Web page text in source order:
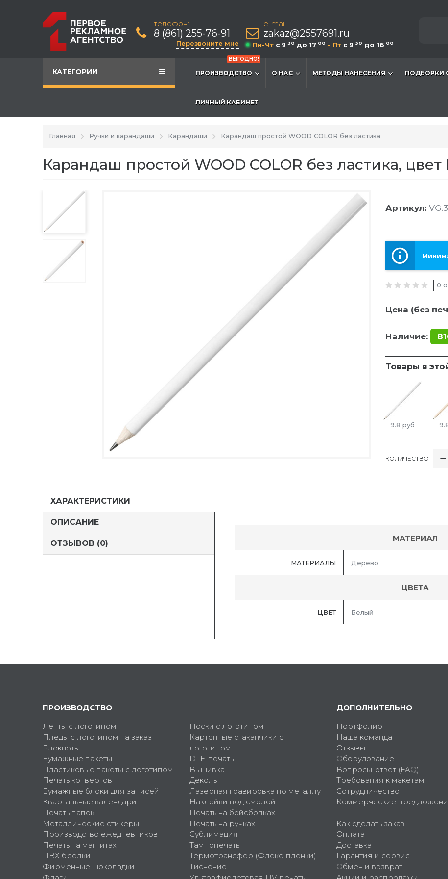
телефон:
8 (861) 255-76-91
Перезвоните мне
e-mail
zakaz@2557691.ru
Пн-Чт c 9 30 до 17 00 - Пт c 9 30 до 16 00
КАТЕГОРИИ
ВЫГОДНО!
ПРОИЗВОДСТВО О НАС МЕТОДЫ НАНЕСЕНИЯ ПОДБОРКИ
ЛИЧНЫЙ КАБИНЕТ
Главная Ручки и карандаши Карандаши Карандаш простой WOOD COLOR без ластика
Карандаш простой WOOD COLOR без ластика,
Артикул:
0
Цена (без
Наличие:
Товары в
9.8 руб
КОЛИЧЕСТВО
ХАРАКТЕРИСТИКИ
ОПИСАНИЕ
ОТЗЫВОВ (0)
МАТЕРИАЛ
МАТЕРИАЛЫ Дерево
ЦВЕТА
ЦВЕТ Белый
ПРОИЗВОДСТВО
Ленты с логотипом
Пледы с логотипом на заказ
Блокноты
Бумажные пакеты
Пластиковые пакеты с логотипом
Печать конвертов
Бумажные блоки для записей
Квартальные календари
Печать папок
Металлические стикеры
Производство ежедневников
Печать на магнитах
ПВХ брелки
Фирменные шоколадки
Носки с логотипом
Картонные стаканчики с
логотипом
DTF-печать
Вышивка
Деколь
Лазерная гравировка по металлу
Наклейки под смолой
Печать на бейсболках
Печать на ручках
Сублимация
Тампопечать
Термотрансфер (Флекс-пленки)
Тиснение
ДОПОЛНИТЕЛЬНО
Портфолио
Наша команда
Отзывы
Оборудование
Вопросы-ответ (FAQ)
Требования к макетам
Сотрудничество
Коммерческие
Как сделать заказ
Оплата
Доставка
Гарантия и сервис
Обмен и возврат